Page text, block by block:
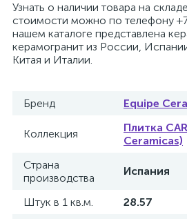
Узнать о наличии товара на
стоимости можно по телефону
нашем каталоге представлена
керамогранит из России,
Китая и Италии.
Бренд Equipe
Коллекция
Плитка
Ceramicas)
Страна
производства
Испания
Штук в 1 кв.м.
28.57